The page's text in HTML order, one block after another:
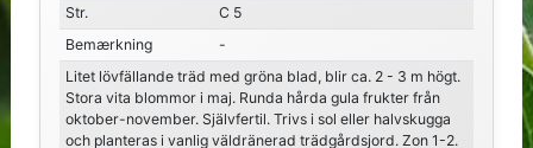
Str.
C 5
Bemærkning
-
Litet lövfällande träd med gröna blad, blir ca. 2 - 3 m högt.
Stora vita blommor i maj. Runda hårda gula frukter från
oktober-november. Självfertil. Trivs i sol eller halvskugga
och planteras i vanlig väldränerad trädgårdsjord. Zon 1-2.